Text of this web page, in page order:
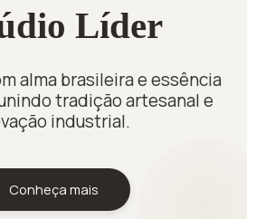
Líder
alma brasileira e essência
tradição artesanal e
industrial.
Conheça mais